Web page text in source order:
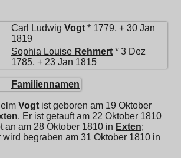
Carl Ludwig Vogt * 1779, + 30 Jan
1819
Sophia Louise Rehmert * 3 Dez
1785, + 23 Jan 1815
Familiennamen
Vogt ist geboren am 19 Oktober
. Er ist getauft am 22 Oktober 1810
an am 28 Oktober 1810 in Exten;
begraben am 31 Oktober 1810 in